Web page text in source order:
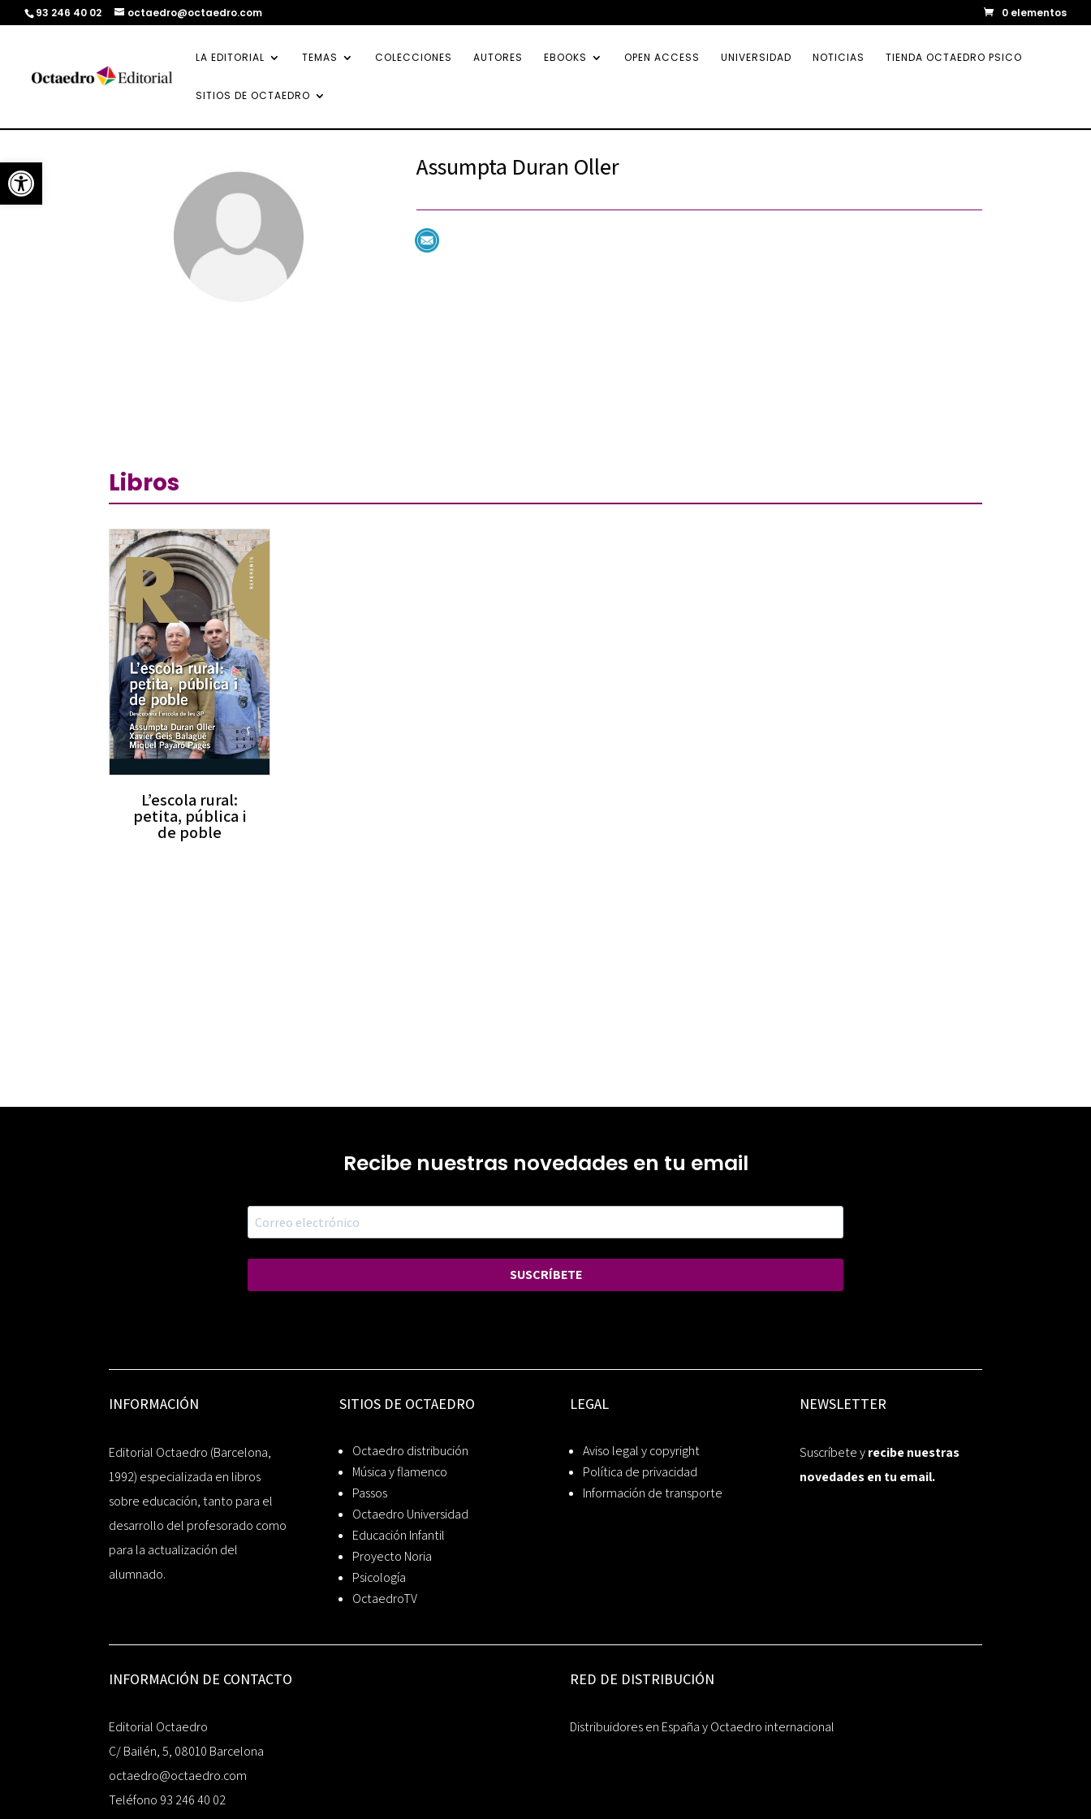
Abrir barra de herramientas
93 246 40 02 octaedro@octaedro.com 0 elementos
LA EDITORIAL TEMAS COLECCIONES AUTORES EBOOKS OPEN ACCESS UNIVERSIDAD NOTICIAS TIENDA OCTAEDRO PSICO
SITIOS DE OCTAEDRO
Assumpta Duran Oller
Libros
L’escola rural:
petita, pública i
de poble
Recibe nuestras novedades en tu email
SUSCRÍBETE
INFORMACIÓN
Editorial Octaedro (Barcelona,
1992) especializada en libros
sobre educación, tanto para el
desarrollo del profesorado como
para la actualización del
alumnado.
SITIOS DE OCTAEDRO
Octaedro distribución
Música y flamenco
Passos
Octaedro Universidad
Educación Infantil
Proyecto Noria
Psicología
OctaedroTV
LEGAL
Aviso legal y copyright
Política de privacidad
Información de transporte
NEWSLETTER
Suscríbete yrecibe nuestras
novedades en tu email.
INFORMACIÓN DE CONTACTO
Editorial Octaedro
C/ Bailén, 5, 08010 Barcelona
octaedro@octaedro.com
Teléfono 93 246 40 02
RED DE DISTRIBUCIÓN
Distribuidores en España y Octaedro internacional